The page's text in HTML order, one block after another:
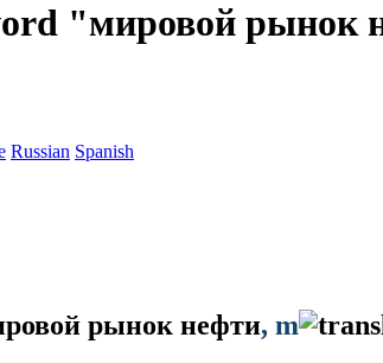
"мировой рынок
Russian Spanish
рынок нефти, m